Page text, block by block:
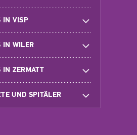
IN VISP
IN WILER
IN ZERMATT
UND SPITÄLER